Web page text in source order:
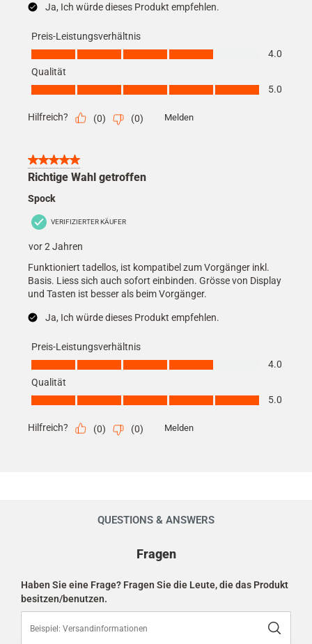
Ja, Ich würde dieses Produkt empfehlen.
Preis-Leistungsverhältnis
Preis-Leistungsverhältnis, 4.0 von 5
4.0
Qualität
Qualität, 5.0 von 5
5.0
Hilfreich? (0) (0) Melden
5 von 5 Sternen.
Richtige Wahl getroffen
Spock
VERIFIZIERTER KÄUFER
vor 2 Jahren
Funktioniert tadellos, ist kompatibel zum Vorgänger inkl.
Basis. Liess sich auch sofort einbinden. Grösse von Display
und Tasten ist besser als beim Vorgänger.
Ja, Ich würde dieses Produkt empfehlen.
Preis-Leistungsverhältnis
Preis-Leistungsverhältnis, 4.0 von 5
4.0
Qualität
Qualität, 5.0 von 5
5.0
Hilfreich? (0) (0) Melden
QUESTIONS & ANSWERS
Answers
Fragen
Haben Sie eine Frage? Fragen Sie die Leute, die das Produkt
besitzen/benutzen.